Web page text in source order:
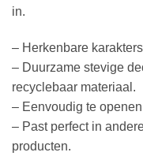
in.
– Herkenbare
– Duurzame stevige
recyclebaar materiaal.
– Eenvoudig te
– Past perfect in
producten.